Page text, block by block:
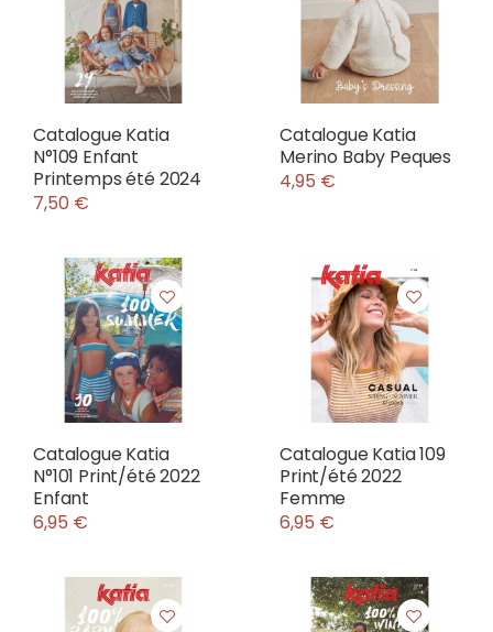
Catalogue Katia
N°109 Enfant
Printemps été 2024
7,50 €
Catalogue Katia
Merino Baby Peques
4,95 €
Catalogue Katia
N°101 Print/été 2022
Enfant
6,95 €
Catalogue Katia 109
Print/été 2022
Femme
6,95 €